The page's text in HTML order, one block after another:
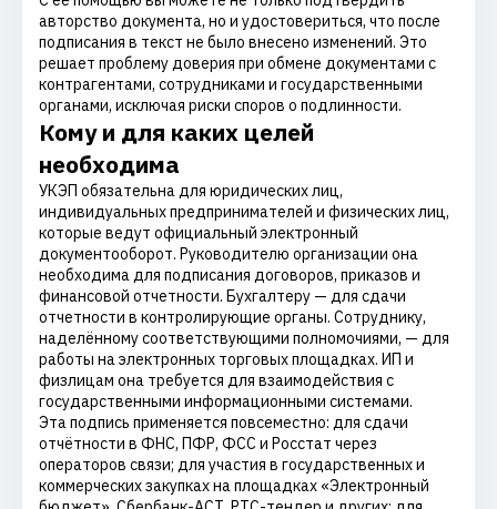
авторство документа, но и удостовериться, что после
подписания в текст не было внесено изменений. Это
решает проблему доверия при обмене документами с
контрагентами, сотрудниками и государственными
органами, исключая риски споров о подлинности.
Кому и для каких целей
необходима
УКЭП обязательна для юридических лиц,
индивидуальных предпринимателей и физических лиц,
которые ведут официальный электронный
документооборот. Руководителю организации она
необходима для подписания договоров, приказов и
финансовой отчетности. Бухгалтеру — для сдачи
отчетности в контролирующие органы. Сотруднику,
наделённому соответствующими полномочиями, — для
работы на электронных торговых площадках. ИП и
физлицам она требуется для взаимодействия с
государственными информационными системами.
Эта подпись применяется повсеместно: для сдачи
отчётности в ФНС, ПФР, ФСС и Росстат через
операторов связи; для участия в государственных и
коммерческих закупках на площадках «Электронный